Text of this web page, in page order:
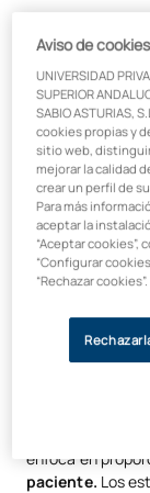
disciplinas como
sentando las
cuerpo humano.
estudiantes se
como patología
rotaciones
escenarios
en el
habilidades de
interactuar
¿Qué se
enfoca en
paciente. Los
Aviso de cookies
UNIVERSIDAD
SUPERIOR
SABIO
cookies propias y
sitio web,
mejorar la calidad
crear un perfil de
Para más
aceptar la
“Aceptar
“Configurar
“Rechazar cookies”.